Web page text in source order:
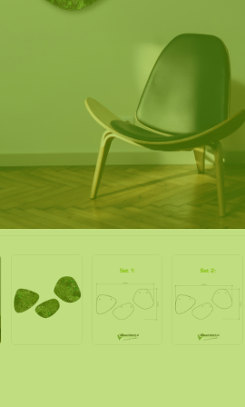
Mobiele
Moswand